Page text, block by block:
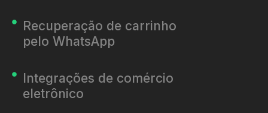
Recuperação de carrinho
pelo WhatsApp
Integrações de comércio
eletrônico